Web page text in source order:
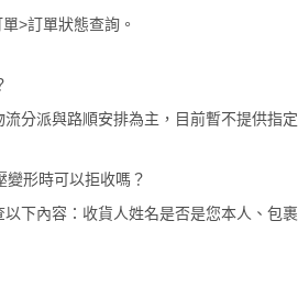
>訂單狀態查詢。
分派與路順安排為主，目前暫不提供指
形時可以拒收嗎？
下內容：收貨人姓名是否是您本人、包